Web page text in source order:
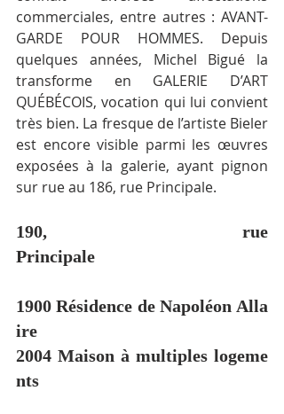
commerciales, entre autres : AVANT-
GARDE POUR HOMMES. Depuis
quelques années, Michel Bigué la
transforme en GALERIE D’ART
QUÉBÉCOIS, vocation qui lui convient
très bien. La fresque de l’artiste Bieler
est encore visible parmi les œuvres
exposées à la galerie, ayant pignon
sur rue au 186, rue Principale.
190, rue
Principale
1900 Résidence de Napoléon Alla
ire
2004 Maison à multiples logeme
nts